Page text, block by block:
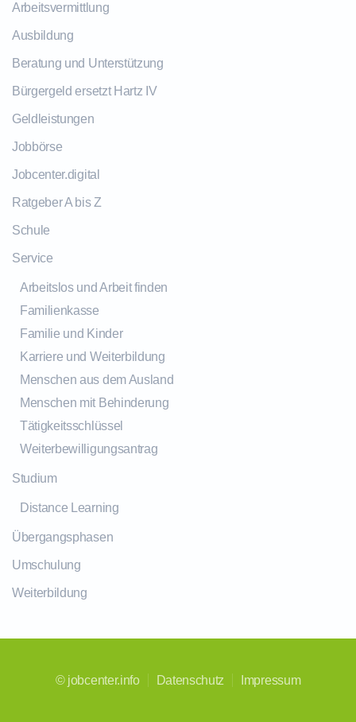
Arbeitsvermittlung
Ausbildung
Beratung und Unterstützung
Bürgergeld ersetzt Hartz IV
Geldleistungen
Jobbörse
Jobcenter.digital
Ratgeber A bis Z
Schule
Service
Arbeitslos und Arbeit finden
Familienkasse
Familie und Kinder
Karriere und Weiterbildung
Menschen aus dem Ausland
Menschen mit Behinderung
Tätigkeitsschlüssel
Weiterbewilligungsantrag
Studium
Distance Learning
Übergangsphasen
Umschulung
Weiterbildung
© jobcenter.info Datenschutz Impressum